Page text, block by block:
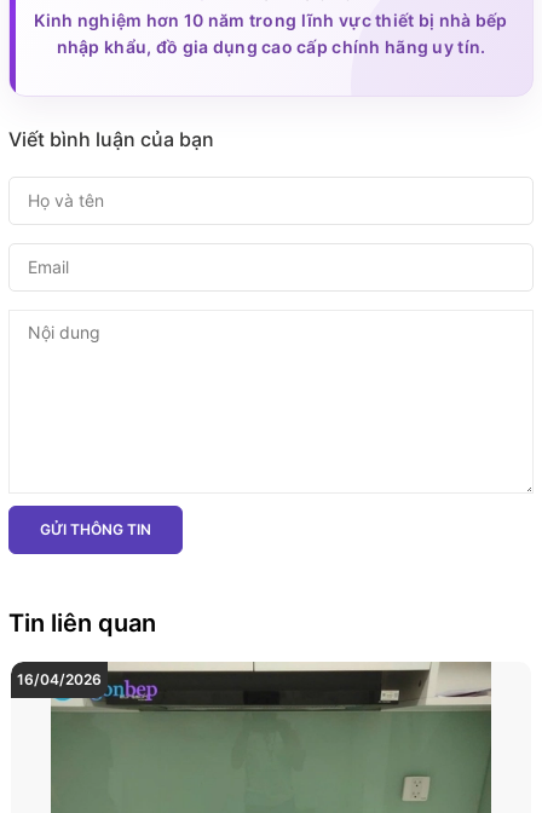
Kinh nghiệm hơn 10 năm trong lĩnh vực thiết bị nhà bếp
nhập khẩu, đồ gia dụng cao cấp chính hãng uy tín.
Viết bình luận của bạn
GỬI THÔNG TIN
Tin liên quan
16/04/2026